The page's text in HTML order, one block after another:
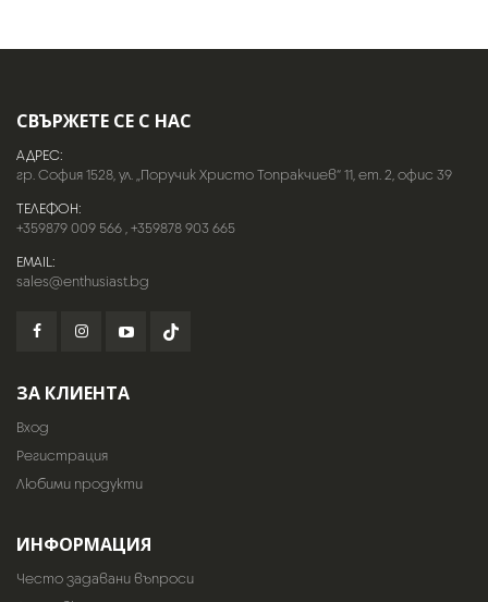
СВЪРЖЕТЕ СЕ С НАС
АДРЕС:
гр. София 1528, ул. „Поручик Христо Топракчиев“ 11, ет. 2, офис 39
ТЕЛЕФОН:
+359879 009 566,+359878 903 665
EMAIL:
sales@enthusiast.bg
ЗА КЛИЕНТА
Вход
Регистрация
Любими продукти
ИНФОРМАЦИЯ
Често задавани въпроси